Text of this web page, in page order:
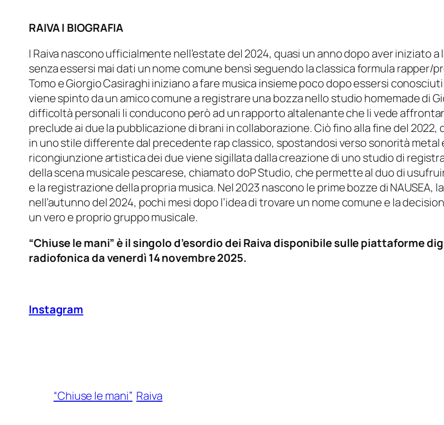
RAIVA | BIOGRAFIA
I Raiva nascono ufficialmente nell’estate del 2024, quasi un anno dopo aver iniziato a
senza essersi mai dati un nome comune bensì seguendo la classica formula
Tomo e Giorgio Casiraghi iniziano a fare musica insieme poco dopo essersi
viene spinto da un amico comune a registrare una bozza nello studio homemade di
difficoltà personali li conducono però ad un rapporto altalenante che li vede
preclude ai due la pubblicazione di brani in collaborazione. Ciò fino alla fine del
in uno stile differente dal precedente rap classico, spostandosi verso sonorità metal
ricongiunzione artistica dei due viene sigillata dalla creazione di uno studio di
della scena musicale pescarese, chiamato doP Studio, che permette al duo di
e la registrazione della propria musica. Nel 2023 nascono le prime bozze di
nell’autunno del 2024, pochi mesi dopo l’idea di trovare un nome comune e la
un vero e proprio gruppo musicale.
“Chiuse le mani” è il singolo d’esordio dei Raiva disponibile sulle piattaforme
radiofonica da venerdì 14 novembre 2025.
Instagram
“Chiuse le mani” Raiva